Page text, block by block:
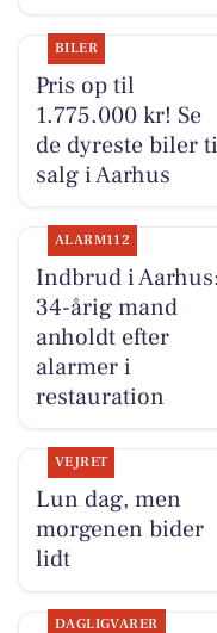
BILER
Pris op til
1.775.000 kr! Se
de dyreste biler
salg i Aarhus
ALARM112
Indbrud i Aarhus:
34-årig mand
anholdt efter
alarmer i
restauration
VEJRET
Lun dag, men
morgenen bider
lidt
DAGLIGVARER